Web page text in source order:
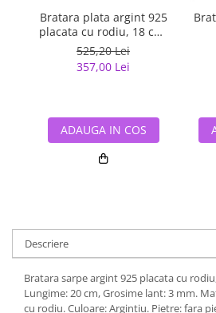
Bratara plata argint 925
placata cu rodiu, 18 cm,
4,5 mm, UNISEX
525,20 Lei
357,00 Lei
ADAUGA IN COS
Descriere
Bratara sarpe argint 925 placata cu
Lungime: 20 cm, Grosime lant: 3 mm.
cu rodiu. Culoare: Argintiu. Pietre: fara